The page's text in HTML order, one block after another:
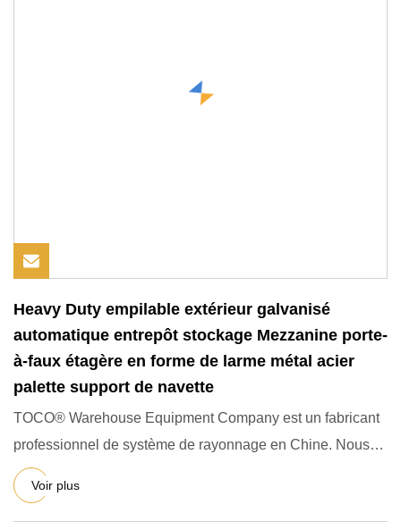
Heavy Duty empilable extérieur galvanisé
automatique entrepôt stockage Mezzanine porte-
à-faux étagère en forme de larme métal acier
palette support de navette
TOCO® Warehouse Equipment Company est un fabricant
professionnel de système de rayonnage en Chine. Nous
nous sommes sp
Voir plus